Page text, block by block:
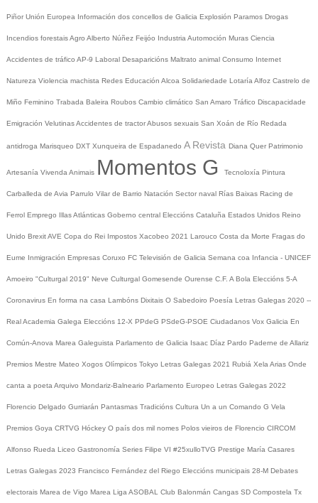
Piñor Unión Europea Información dos concellos de Galicia Explosión Paramos Drogas
Incendios forestaisAgro Alberto Núñez Feijóo Industria Automoción Muras Ciencia
Accidentes de tráfico AP-9 Laboral Desaparicións Maltrato animal Consumo Internet
Natureza Violencia machista Redes Educación Alcoa Solidariedade Lotaría Alfoz Castrelo de
Miño Feminino Trabada Baleira Roubos Cambio climático San Amaro Tráfico Discapacidade
Emigración VelutinasAccidentes de tractorAbusos sexuais San Xoán de Río Redada
antidroga Marisqueo DXT Xunqueira de Espadanedo A Revista Diana Quer Patrimonio
Artesanía Vivenda Animais Momentos G Tecnoloxía Pintura
Carballeda de Avia Parrulo Vilar de Barrio Natación Sector naval Rías Baixas Racing de
Ferrol Emprego Illas Atlánticas Goberno central Eleccións Cataluña Estados Unidos Reino
Unido BrexitAVE Copa do Rei Impostos Xacobeo 2021 Larouco Costa da Morte Fragas do
Eume Inmigración Empresas Coruxo FC Televisión de Galicia Semana coa Infancia - UNICEF
Amoeiro "Culturgal 2019" Neve Culturgal Gomesende Ourense C.F. A Bola Eleccións 5-A
Coronavirus En forma na casa Lambóns Dixitais O Sabedoiro Poesía Letras Galegas 2020 --
Real Academia Galega Eleccións 12-X PPdeG PSdeG-PSOE Ciudadanos Vox Galicia En
Común-Anova Marea Galeguista Parlamento de Galicia Isaac Díaz Pardo Paderne de Allariz
Premios Mestre Mateo Xogos Olímpicos Tokyo Letras Galegas 2021 Rubiá Xela Arias Onde
canta a poeta Arquivo Mondariz-Balneario Parlamento Europeo Letras Galegas 2022
Florencio Delgado Gurriarán Pantasmas Tradicións Cultura Un a un Comando G Vela
Premios Goya CRTVG Hóckey O país dos mil nomes Polos vieiros de Florencio CIRCOM
Alfonso Rueda Liceo Gastronomía Series Filipe VI #25xulloTVG Prestige María Casares
Letras Galegas 2023 Francisco Fernández del Riego Eleccións municipais 28-M Debates
electorais Marea de Vigo Marea Liga ASOBAL Club Balonmán Cangas SD Compostela Tx